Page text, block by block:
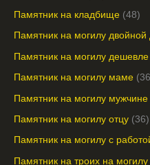
Памятник на кладбище 48
Памятник на могилу двойной
Памятник на могилу дешевле
Памятник на могилу маме 36
Памятник на могилу мужчине
Памятник на могилу отцу 36
Памятник на могилу с
Памятник на троих на могилу